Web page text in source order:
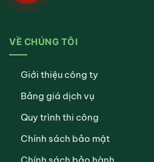
VỀ CHÚNG TÔI
Giới thiệu công ty
Bảng giá dịch vụ
Quy trình thi công
Chính sách bảo mật
Chính sách bảo hành